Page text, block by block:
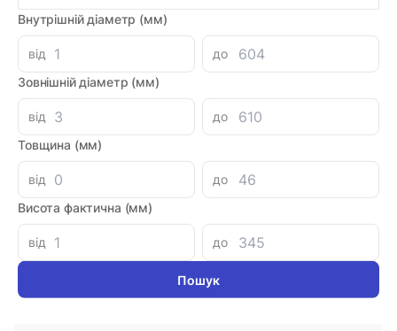
Внутрішній діаметр (мм)
від
до
Зовнішній діаметр (мм)
від
до
Товщина (мм)
від
до
Висота фактична (мм)
від до
+ В корзину
Знайшли дешевше?
107.28 при замовленні на загальну сумму 1000 грн.
Параметри
Виробник